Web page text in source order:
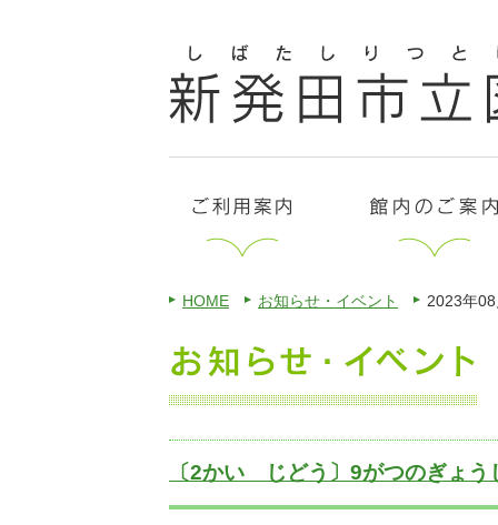
HOME お知らせ・イベント 2023年
〔2かい じどう〕9がつのぎょう